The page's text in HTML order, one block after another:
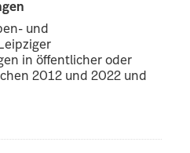
und
in öffentlicher oder
2012 und 2022 und